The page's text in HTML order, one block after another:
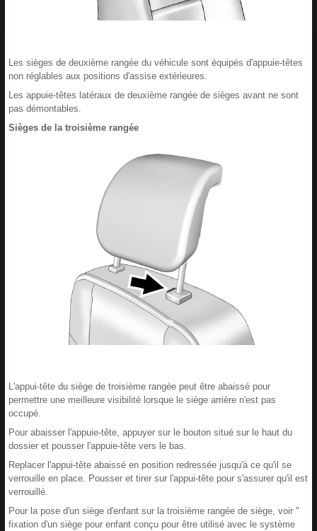
Les sièges de deuxième rangée du véhicule sont équipés d'appuie-têtes
non réglables aux positions d'assise extérieures.
Les appuie-têtes latéraux de deuxième rangée de sièges avant ne sont
pas démontables.
Sièges de la troisième rangée
L'appui-tête du siège de troisième rangée peut être abaissé pour
permettre une meilleure visibilité lorsque le siège arrière n'est pas
occupé.
Pour abaisser l'appuie-tête, appuyer sur le bouton situé sur le haut du
dossier et pousser l'appuie-tête vers le bas.
Replacer l'appui-tête abaissé en position redressée jusqu'à ce qu'il se
verrouille en place. Pousser et tirer sur l'appui-tête pour s'assurer qu'il est
verrouillé.
Pour la pose d'un siège d'enfant sur la troisième rangée de siège, voir "
fixation d'un siège pour enfant conçu pour être utilisé avec le système